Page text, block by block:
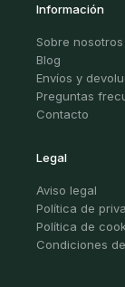
Información
Sobre nosotros
Blog
Envíos y
Preguntas
Contacto
Legal
Aviso legal
Política de
Política de
Condiciones